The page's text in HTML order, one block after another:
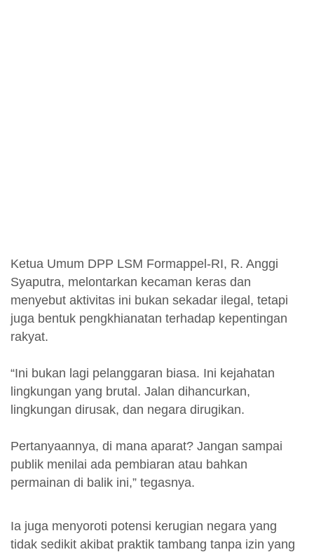
Ketua Umum DPP LSM Formappel-RI, R. Anggi
Syaputra, melontarkan kecaman keras dan
menyebut aktivitas ini bukan sekadar ilegal, tetapi
juga bentuk pengkhianatan terhadap kepentingan
rakyat.
“Ini bukan lagi pelanggaran biasa. Ini kejahatan
lingkungan yang brutal. Jalan dihancurkan,
lingkungan dirusak, dan negara dirugikan.
Pertanyaannya, di mana aparat? Jangan sampai
publik menilai ada pembiaran atau bahkan
permainan di balik ini,” tegasnya.
Ia juga menyoroti potensi kerugian negara yang
tidak sedikit akibat praktik tambang tanpa izin yang